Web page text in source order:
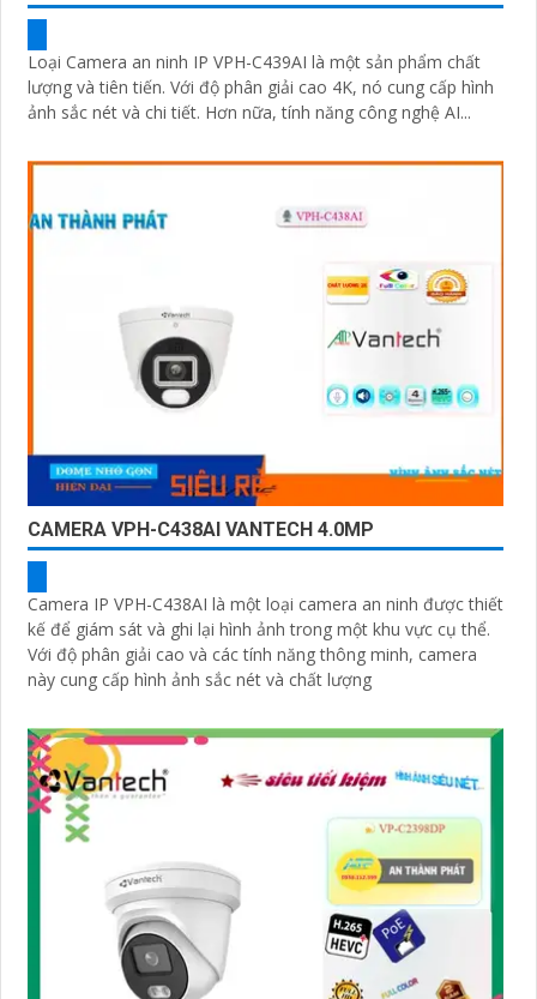
Loại Camera an ninh IP VPH-C439AI là một sản phẩm chất
lượng và tiên tiến. Với độ phân giải cao 4K, nó cung cấp hình
ảnh sắc nét và chi tiết. Hơn nữa, tính năng công nghệ AI...
CAMERA VPH-C438AI VANTECH 4.0MP
Camera IP VPH-C438AI là một loại camera an ninh được thiết
kế để giám sát và ghi lại hình ảnh trong một khu vực cụ thể.
Với độ phân giải cao và các tính năng thông minh, camera
này cung cấp hình ảnh sắc nét và chất lượng